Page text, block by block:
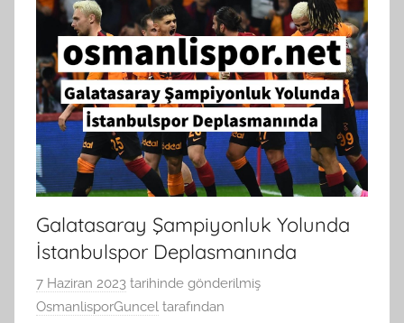
Galatasaray Şampiyonluk Yolunda
İstanbulspor Deplasmanında
7 Haziran 2023 tarihinde gönderilmiş
OsmanlisporGuncel tarafından